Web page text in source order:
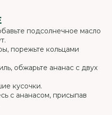
подсолнечное масло
порежьте кольцами
обжарьте ананас с двух
кусочки.
с ананасом, присыпав